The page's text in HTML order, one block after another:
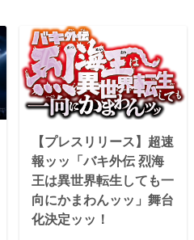
【プレスリリース】超速
報ッッ「バキ外伝 烈海
王は異世界転生しても一
向にかまわんッッ」舞台
化決定ッッ！